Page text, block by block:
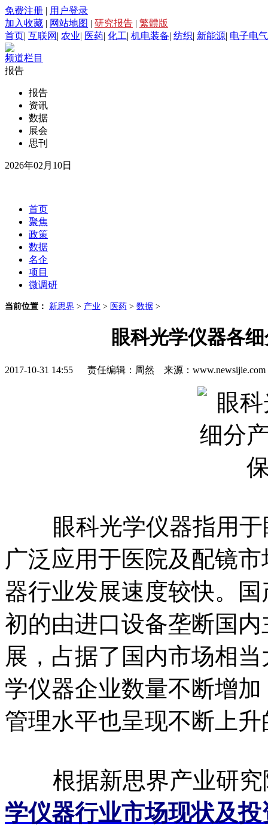
免费注册 | 用户登录
加入收藏 | 网站地图 | 研究报告 | 繁體版
首页| 互联网 | 农业| 医药| 化工| 机电装备| 纺织| 新能源| 电子电气
频道栏目
报告
报告
资讯
数据
展会
思刊
2026年02月10日
首页
聚焦
政策
数据
名企
项目
微调研
当前位置： 新思界 > 产业 > 医药 > 数据 >
眼科光学仪器各
2017-10-31 14:55 责任编辑：周然 来源：
眼科光学仪器指用于
广泛应用于医院及配镜
器行业发展速度较快。
初的由进口设备垄断国
展，占据了国内市场相
学仪器企业数量不断增
管理水平也呈现不断上
根据新思界产业研究
学仪器行业市场现状及